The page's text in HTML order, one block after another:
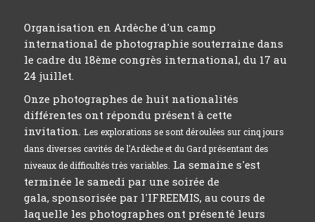
Organisation en Ardèche d'un camp
international de photographie souterraine dans
le cadre du 18ème congrès international, du 17 au
24 juillet.
Onze photographes de huit nationalités
différentes ont répondu présent à cette
invitation. Les explorations se sont déroulées sur cinq jours
dans diverses cavités de l'Ardèche et du Gard présentant des
niveaux de difficultés très variables. La semaine s'est
terminée le samedi par une soirée de
gala, sponsorisée par l'IFREEMIS, au cours de
laquelle les photographes ont présenté leurs